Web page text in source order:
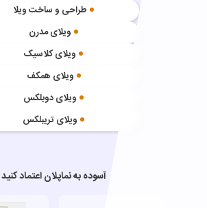
طراحی و ساخت ویلا
ویلای مدرن
ویلای کلاسیک
ویلای همکف
ویلای دوبلکس
ویلای تریبلکس
آسوده به نماپلان اعتماد کنید